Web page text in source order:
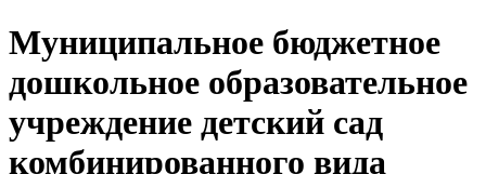
Муниципальное бюджетное
дошкольное образовательное
учреждение детский сад
комбинированного вида